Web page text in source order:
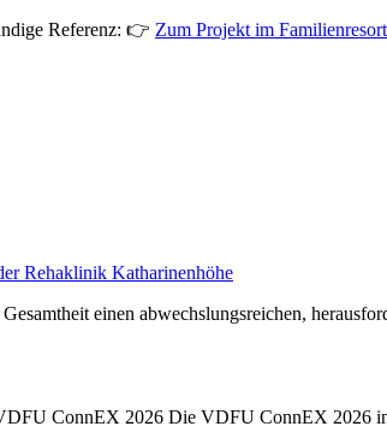
Referenz: 👉 Zum Projekt im
Rehaklinik Katharinenhöhe
einen abwechslungsreichen,
ConnEX 2026 Die VDFU ConnEX 2026